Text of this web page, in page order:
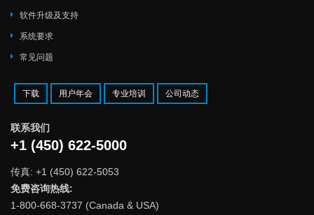
软件升级及支持
系统要求
常见问题
下载 用户年会 专业培训 公司动态
联系我们
+1 (450) 622-5000
传真: +1 (450) 622-5053
免费咨询热线:
1-800-668-3737 (Canada & USA)